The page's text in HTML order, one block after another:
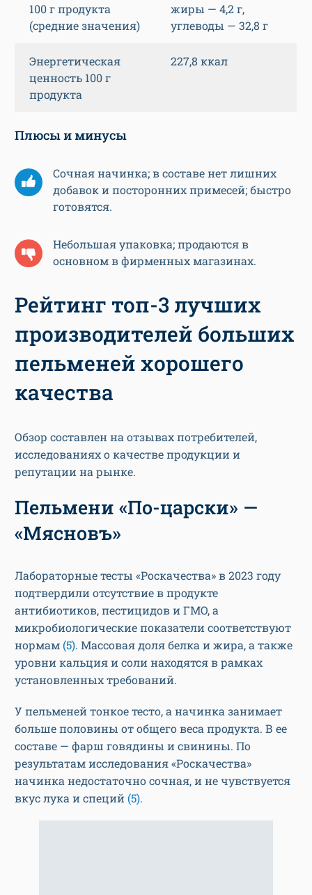
100 г продукта
(средние значения)
жиры — 4,2 г,
углеводы — 32,8 г
Энергетическая
ценность 100 г
продукта
227,8 ккал
Плюсы и минусы
Сочная начинка; в составе нет лишних
добавок и посторонних примесей; быстро
готовятся.
Небольшая упаковка; продаются в
основном в фирменных магазинах.
Рейтинг топ-3 лучших
производителей больших
пельменей хорошего
качества
Обзор составлен на отзывах потребителей,
исследованиях о качестве продукции и
репутации на рынке.
Пельмени «По-царски» —
«Мясновъ»
Лабораторные тесты «Роскачества» в 2023 году
подтвердили отсутствие в продукте
антибиотиков, пестицидов и ГМО, а
микробиологические показатели соответствуют
нормам (5). Массовая доля белка и жира, а также
уровни кальция и соли находятся в рамках
установленных требований.
У пельменей тонкое тесто, а начинка занимает
больше половины от общего веса продукта. В ее
составе — фарш говядины и свинины. По
результатам исследования «Роскачества»
начинка недостаточно сочная, и не чувствуется
вкус лука и специй (5).